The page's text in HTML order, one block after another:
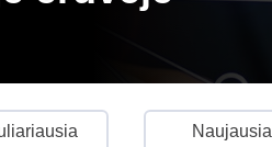
Naujausia